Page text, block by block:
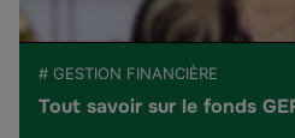
# GESTION FINANCIÈRE
Tout savoir sur le fonds